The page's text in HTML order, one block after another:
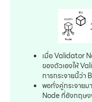
เมื่อ Validator
ของตัวเองให้
การกระจายนี้ว่
พอทั่งคู่กระจาย
Node ที่อังกฤษง